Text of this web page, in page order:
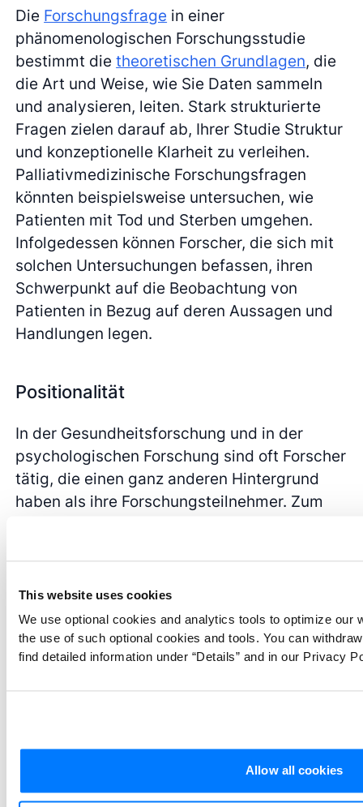
This website uses cookies
We use optional cookies and analytics tools to optimize our
the use of such optional cookies and tools. You can
find detailed information under “Details” and in our Privacy
Allow all cookies
Die Forschungsfrage in einer
phänomenologischen Forschungsstudie
bestimmt dietheoretischen Grundlagen, die
die Art und Weise, wie Sie Daten sammeln
und analysieren, leiten. Stark strukturierte
Fragen zielen darauf ab, Ihrer Studie Struktur
und konzeptionelle Klarheit zu verleihen.
Palliativmedizinische Forschungsfragen
könnten beispielsweise untersuchen, wie
Patienten mit Tod und Sterben umgehen.
Infolgedessen können Forscher, die sich mit
solchen Untersuchungen befassen, ihren
Schwerpunkt auf die Beobachtung von
Patienten in Bezug auf deren Aussagen und
Handlungen legen.
Positionalität
In der Gesundheitsforschung und in der
psychologischen Forschung sind oft Forscher
tätig, die einen ganz anderen Hintergrund
haben als ihre Forschungsteilnehmer. Zum
die ihnen relativ fremd ist. Der Unterschied in
der Perspektive erfordert eine Darstellung
derPositionalität. In derqualitativen
Forschungbeschreiben Forscher, wer sie
kann. Die explizit gemachten
Unterscheidungen sorgen für Klarheit in den
gesammelten Daten. Darüber hinaus ist die